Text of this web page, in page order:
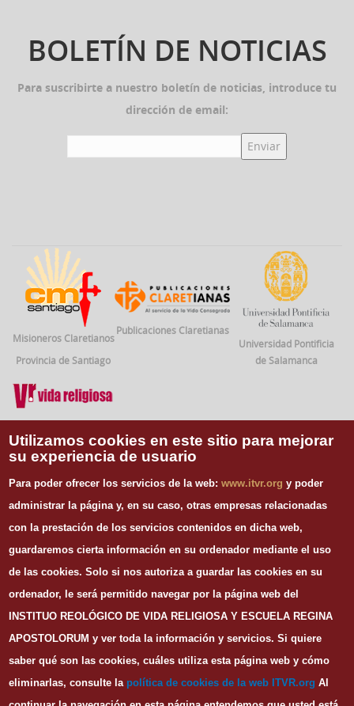
BOLETÍN DE NOTICIAS
Para suscribirte a nuestro boletín de noticias, introduce tu
dirección de email:
Misioneros Claretianos
Provincia de Santiago
Publicaciones Claretianas
Universidad Pontificia
de Salamanca
Vida Religiosa
Instituto Teológico de Vida Religiosa
Escuela Regina Apostolorum
28008 Madrid
Tel. 91 540 12 73
Whatsapp: 626 278 077
email.secretaria@itvr.org
Lunes a Viernes: 10h-14h y 16:30h-20:30h
Utilizamos cookies en este sitio para mejorar
su experiencia de usuario
Para poder ofrecer los servicios de la web:www.itvr.org y poder
administrar la página y, en su caso, otras empresas relacionadas
con la prestación de los servicios contenidos en dicha web,
guardaremos cierta información en su ordenador mediante el uso
de las cookies. Solo si nos autoriza a guardar las cookies en su
ordenador, le será permitido navegar por la página web del
INSTITUO REOLÓGICO DE VIDA RELIGIOSA Y ESCUELA REGINA
APOSTOLORUM y ver toda la información y servicios. Si quiere
saber qué son las cookies, cuáles utiliza esta página web y cómo
eliminarlas, consulte la política de cookies de la web ITVR.org Al